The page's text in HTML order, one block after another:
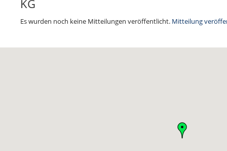
KG
Es wurden noch keine Mitteilungen veröffentlicht. Mitteilung